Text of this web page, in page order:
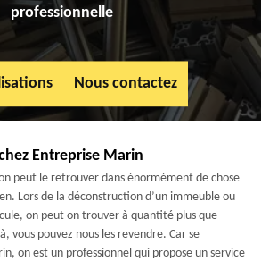
professionnelle
Nous contactez
Entreprise Marin
peut le retrouver dans énormément de chose
Lors de la déconstruction d’un immeuble ou
on peut on trouver à quantité plus que
vous pouvez nous les revendre. Car se
on est un professionnel qui propose un service